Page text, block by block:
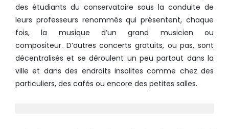
des étudiants du conservatoire sous la conduite de
leurs professeurs renommés qui présentent, chaque
fois, la musique d’un grand musicien ou
compositeur. D’autres concerts gratuits, ou pas, sont
décentralisés et se déroulent un peu partout dans la
ville et dans des endroits insolites comme chez des
particuliers, des cafés ou encore des petites salles.